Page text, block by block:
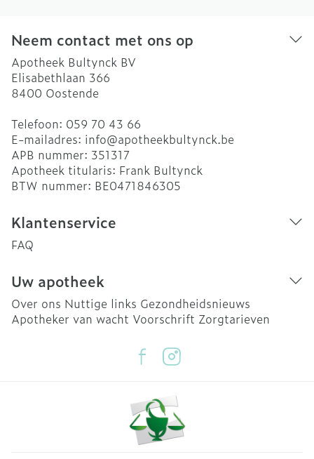
Neem contact met ons op
Apotheek Bultynck BV
Elisabethlaan 366
8400 Oostende
Telefoon: 059 70 43 66
E-mailadres: info@apotheekbultynck.be
APB nummer: 351317
Apotheek titularis: Frank Bultynck
BTW nummer: BE0471846305
Klantenservice
FAQ
Uw apotheek
Over ons Nuttige links Gezondheidsnieuws
Apotheker van wacht Voorschrift Zorgtarieven